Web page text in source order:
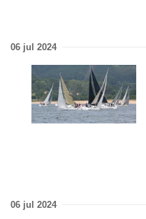
06 jul 2024
06 jul 2024